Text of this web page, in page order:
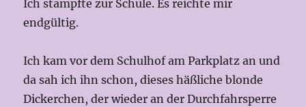
Ich stampfte zur Schule. Es reichte mir
endgültig.
Ich kam vor dem Schulhof am Parkplatz an und
da sah ich ihn schon, dieses häßliche blonde
Dickerchen, der wieder an der Durchfahrsperre